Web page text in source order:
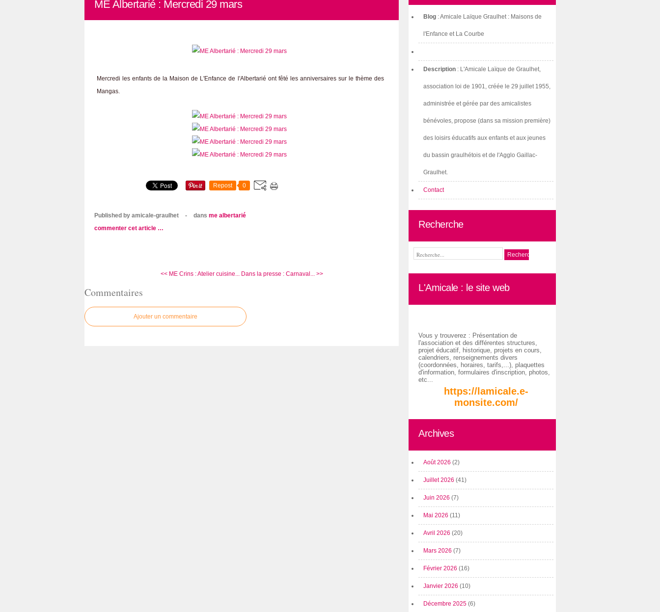
ME Albertarié : Mercredi 29 mars
Mercredi les enfants de la Maison de L'Enfance de l'Albertarié ont fêté les anniversaires sur le thème des
Mangas.
Repost 0
Published by amicale-graulhet - dans me albertarié
commenter cet article …
<< ME Crins : Atelier cuisine... Dans la presse : Carnaval... >>
Commentaires
Ajouter un commentaire
Blog : Amicale Laïque Graulhet : Maisons de
l'Enfance et La Courbe
Description : L'Amicale Laïque de Graulhet,
association loi de 1901, créée le 29 juillet 1955,
administrée et gérée par des amicalistes
bénévoles, propose (dans sa mission première)
des loisirs éducatifs aux enfants et aux jeunes
du bassin graulhétois et de l'Agglo Gaillac-
Graulhet.
Contact
Recherche
L'Amicale : le site web
Vous y trouverez : Présentation de
l'association et des différentes structures,
projet éducatif, historique, projets en cours,
calendriers, renseignements divers
(coordonnées, horaires, tarifs,...), plaquettes
d'information, formulaires d'inscription, photos,
etc...
https://lamicale.e-
monsite.com/
Archives
Août 2026 (2)
Juillet 2026 (41)
Juin 2026 (7)
Mai 2026 (11)
Avril 2026 (20)
Mars 2026 (7)
Février 2026 (16)
Janvier 2026 (10)
Décembre 2025 (6)